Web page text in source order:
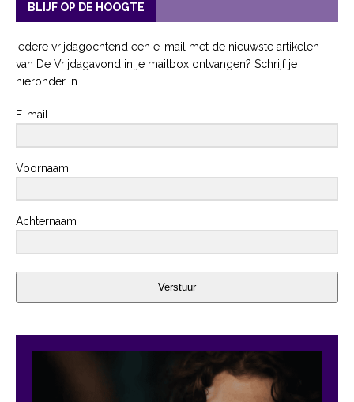
BLIJF OP DE HOOGTE
Iedere vrijdagochtend een e-mail met de nieuwste artikelen
van De Vrijdagavond in je mailbox ontvangen? Schrijf je
hieronder in.
E-mail
Voornaam
Achternaam
Verstuur